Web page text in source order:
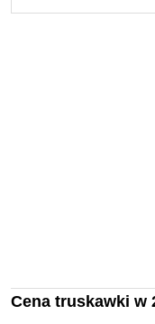
Cena truskawki w